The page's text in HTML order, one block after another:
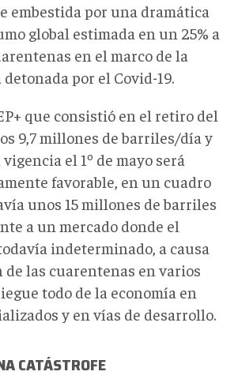
embestida por una dramática
global estimada en un 25% a
en el marco de la
por el Covid-19.
que consistió en el retiro del
9,7 millones de barriles/día y
el 1º de mayo será
favorable, en un cuadro
unos 15 millones de barriles
a un mercado donde el
indeterminado, a causa
de las cuarentenas en varios
todo de la economía en
y en vías de desarrollo.
CATÁSTROFE